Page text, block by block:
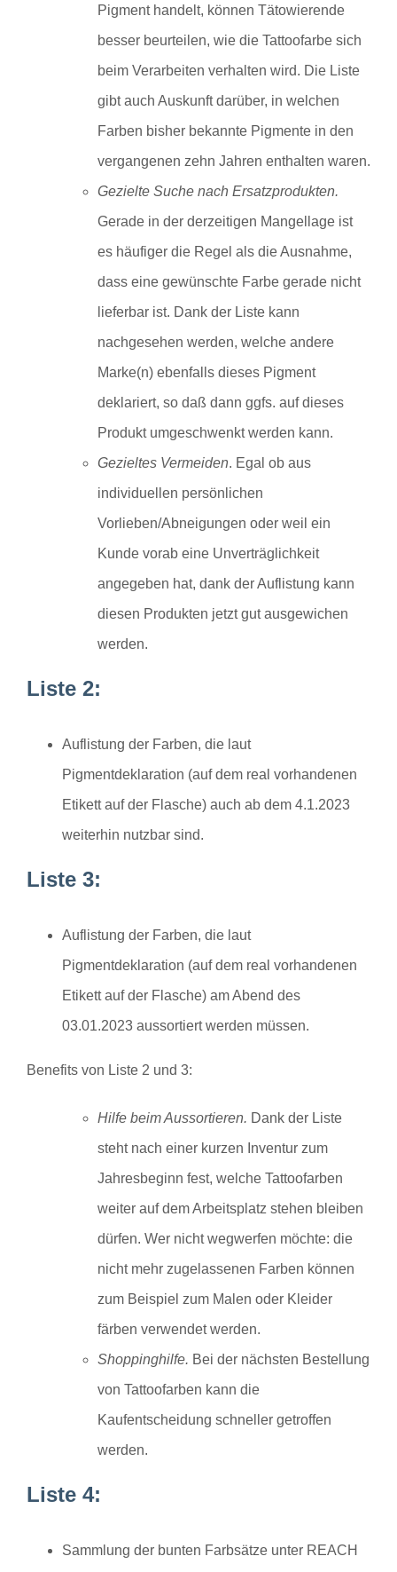
Pigment handelt, können Tätowierende
besser beurteilen, wie die Tattoofarbe sich
beim Verarbeiten verhalten wird. Die Liste
gibt auch Auskunft darüber, in welchen
Farben bisher bekannte Pigmente in den
vergangenen zehn Jahren enthalten waren.
Gezielte Suche nach Ersatzprodukten.
Gerade in der derzeitigen Mangellage ist
es häufiger die Regel als die Ausnahme,
dass eine gewünschte Farbe gerade nicht
lieferbar ist. Dank der Liste kann
nachgesehen werden, welche andere
Marke(n) ebenfalls dieses Pigment
deklariert, so daß dann ggfs. auf dieses
Produkt umgeschwenkt werden kann.
Gezieltes Vermeiden. Egal ob aus
individuellen persönlichen
Vorlieben/Abneigungen oder weil ein
Kunde vorab eine Unverträglichkeit
angegeben hat, dank der Auflistung kann
diesen Produkten jetzt gut ausgewichen
werden.
Liste 2:
Auflistung der Farben, die laut
Pigmentdeklaration (auf dem real vorhandenen
Etikett auf der Flasche) auch ab dem 4.1.2023
weiterhin nutzbar sind.
Liste 3:
Auflistung der Farben, die laut
Pigmentdeklaration (auf dem real vorhandenen
Etikett auf der Flasche) am Abend des
03.01.2023 aussortiert werden müssen.
Benefits von Liste 2 und 3:
Hilfe beim Aussortieren. Dank der Liste
steht nach einer kurzen Inventur zum
Jahresbeginn fest, welche Tattoofarben
weiter auf dem Arbeitsplatz stehen bleiben
dürfen. Wer nicht wegwerfen möchte: die
nicht mehr zugelassenen Farben können
zum Beispiel zum Malen oder Kleider
färben verwendet werden.
Shoppinghilfe. Bei der nächsten Bestellung
von Tattoofarben kann die
Kaufentscheidung schneller getroffen
werden.
Liste 4:
Sammlung der bunten Farbsätze unter REACH